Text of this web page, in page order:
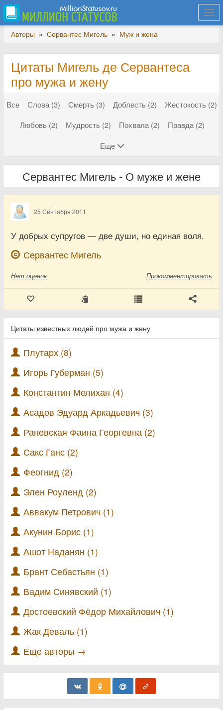
Авторы » Сервантес Мигель » Муж и жена
Цитаты Мигель де Сервантеса
про мужа и жену
Все Слова (3) Смерть (3) Доблесть (2)
Жестокость (2)
Любовь (2)
Мудрость (2) Похвала (2)
Правда (2)
Еще
Сервантес Мигель - О муже и жене
25 Сентября 2011
У добрых супругов — две души, но единая воля.
Сервантес Мигель
Нет оценок Прокомментировать
Цитаты известных людей про мужа и жену
Плутарх (8)
Игорь Губерман (5)
Константин Мелихан (4)
Асадов Эдуард Аркадьевич (3)
Раневская Фаина Георгевна (2)
Сакс Ганс (2)
Феогнид (2)
Элен Роуленд (2)
Аввакум Петрович (1)
Акунин Борис (1)
Ашот Наданян (1)
Брант Себастьян (1)
Вадим Синявский (1)
Достоевский Фёдор Михайлович (1)
Жак Деваль (1)
Еще авторы →